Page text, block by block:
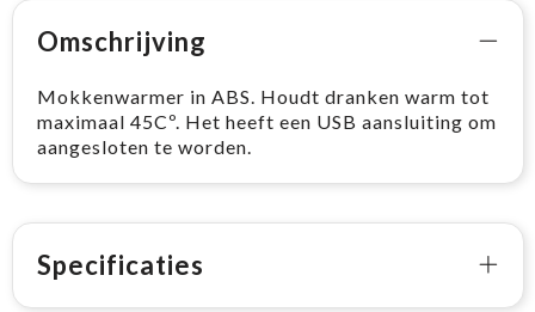
Omschrijving
Mokkenwarmer in ABS. Houdt dranken warm tot
maximaal 45Cº. Het heeft een USB aansluiting om
aangesloten te worden.
Specificaties